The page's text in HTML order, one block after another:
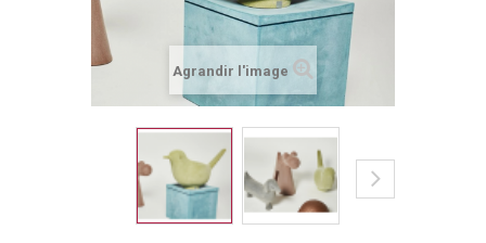
Agrandir l'image